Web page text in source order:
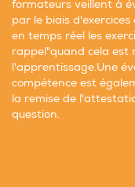
formateurs veillent à
par le biais
en temps réel les
rappel"quand cela est
l'apprentissage.Une
compétence est
la remise de
question.